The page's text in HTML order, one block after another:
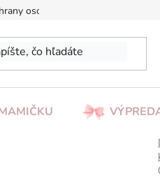
osobných údajov